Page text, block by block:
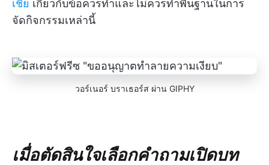
เชีย เกี่ยวกับข้อควรทำและไม่ควรทำพื้นฐานในการ
จัดกิจกรรมเหล่านี้
วอร์เนอร์ บราเธอร์ส ผ่าน GIPHY
เมื่อตัดสินใจเลือกคำถามเปิดบท